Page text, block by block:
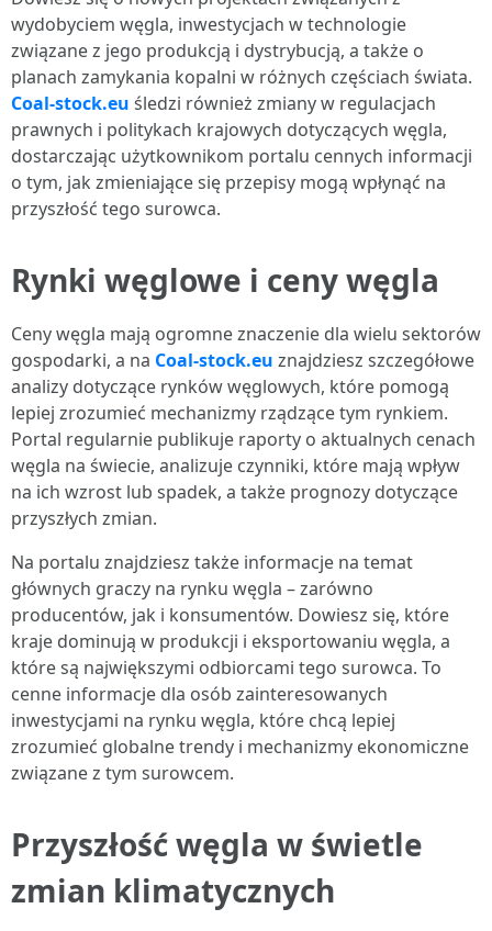
wydobyciem węgla, inwestycjach w technologie
związane z jego produkcją i dystrybucją, a także o
planach zamykania kopalni w różnych częściach świata.
Coal-stock.eu śledzi również zmiany w regulacjach
prawnych i politykach krajowych dotyczących węgla,
dostarczając użytkownikom portalu cennych informacji
o tym, jak zmieniające się przepisy mogą wpłynąć na
przyszłość tego surowca.
Rynki węglowe i ceny węgla
Ceny węgla mają ogromne znaczenie dla wielu sektorów
gospodarki, a na Coal-stock.eu znajdziesz szczegółowe
analizy dotyczące rynków węglowych, które pomogą
lepiej zrozumieć mechanizmy rządzące tym rynkiem.
Portal regularnie publikuje raporty o aktualnych cenach
węgla na świecie, analizuje czynniki, które mają wpływ
na ich wzrost lub spadek, a także prognozy dotyczące
przyszłych zmian.
Na portalu znajdziesz także informacje na temat
głównych graczy na rynku węgla – zarówno
producentów, jak i konsumentów. Dowiesz się, które
kraje dominują w produkcji i eksportowaniu węgla, a
które są największymi odbiorcami tego surowca. To
cenne informacje dla osób zainteresowanych
inwestycjami na rynku węgla, które chcą lepiej
zrozumieć globalne trendy i mechanizmy ekonomiczne
związane z tym surowcem.
Przyszłość węgla w świetle
zmian klimatycznych